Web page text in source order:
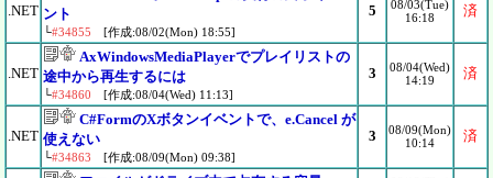
.NET ント
└#34855 [作成:08/02(Mon) 18:55]
5
08/03(Tue)
16:18
済
.NET
AxWindowsMediaPlayerでプレイリストの
途中から再生するには
└#34860 [作成:08/04(Wed) 11:13]
3
08/04(Wed)
14:19
済
.NET
C#FormのXボタンイベントで、e.Cancel が
使えない
└#34863 [作成:08/09(Mon) 09:38]
3
08/09(Mon)
10:14
済